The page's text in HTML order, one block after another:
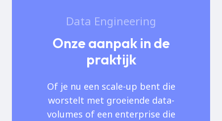
Data Engineering
Onze aanpak in de
praktijk
Of je nu een scale-up bent die
worstelt met groeiende data-
volumes of een enterprise die